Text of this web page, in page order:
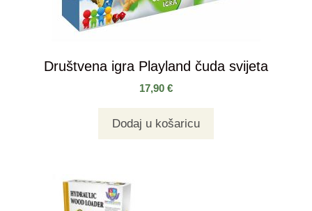
Društvena igra Playland čuda svijeta
17,90 €
Dodaj u košaricu